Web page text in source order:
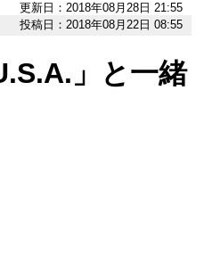
更新日：2018年08月28日 21:55
投稿日：2018年08月22日 08:55
」と一緒